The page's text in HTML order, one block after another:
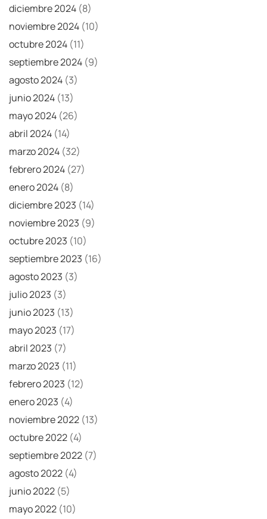
diciembre 2024 (8)
noviembre 2024 (10)
octubre 2024 (11)
septiembre 2024 (9)
agosto 2024 (3)
junio 2024 (13)
mayo 2024 (26)
abril 2024 (14)
marzo 2024 (32)
febrero 2024 (27)
enero 2024 (8)
diciembre 2023 (14)
noviembre 2023 (9)
octubre 2023 (10)
septiembre 2023 (16)
agosto 2023 (3)
julio 2023 (3)
junio 2023 (13)
mayo 2023 (17)
abril 2023 (7)
marzo 2023 (11)
febrero 2023 (12)
enero 2023 (4)
noviembre 2022 (13)
octubre 2022 (4)
septiembre 2022 (7)
agosto 2022 (4)
junio 2022 (5)
mayo 2022 (10)